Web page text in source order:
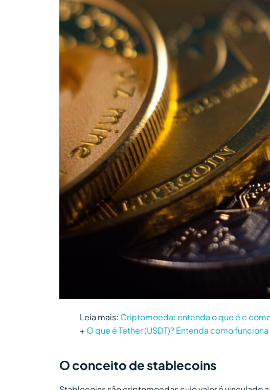
Leia mais: Criptomoeda: entenda o que é e
+ O que é Tether (USDT)? Entenda como
O conceito de stablecoins